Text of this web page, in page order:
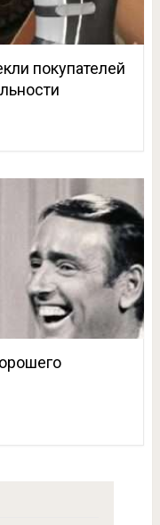
покупателей